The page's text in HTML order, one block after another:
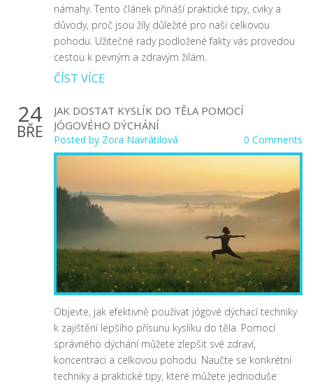
námahy. Tento článek přináší praktické tipy, cviky a
důvody, proč jsou žíly důležité pro naši celkovou
pohodu. Užitečné rady podložené fakty vás provedou
cestou k pevným a zdravým žilám.
ČÍST VÍCE
24
BŘE
JAK DOSTAT KYSLÍK DO TĚLA POMOCÍ
JÓGOVÉHO DÝCHÁNÍ
Posted by Zora Navrátilová 0 Comments
Objevte, jak efektivně používat jógové dýchací techniky
k zajištění lepšího přísunu kyslíku do těla. Pomocí
správného dýchání můžete zlepšit své zdraví,
koncentraci a celkovou pohodu. Naučte se konkrétní
techniky a praktické tipy, které můžete jednoduše